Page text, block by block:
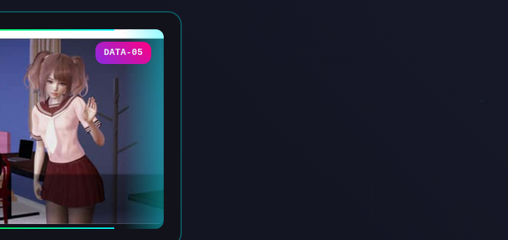
DATA-05